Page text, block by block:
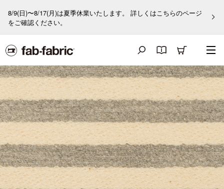
8/9(日)〜8/17(月)は夏季休業いたします。 詳しくはこちらのページ
をご確認ください。